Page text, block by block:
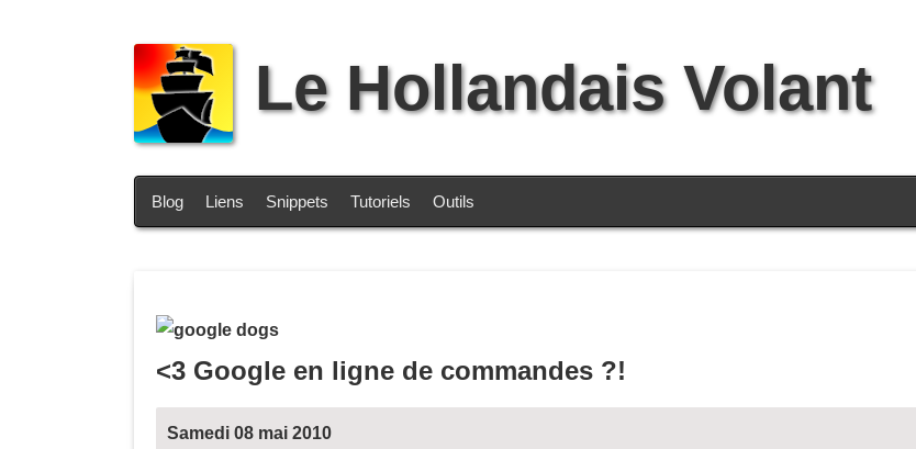
Le Hollandais Volant
Blog Liens Snippets Tutoriels Outils
<3 Google en ligne de commandes ?!
Samedi 08 mai 2010